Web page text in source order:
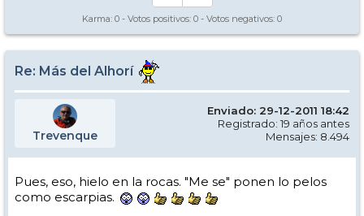
Karma: 0 - Votos positivos: 0 - Votos negativos: 0
Re: Más del Alhorí
Trevenque
Enviado: 29-12-2011 18:42
Registrado: 19 años antes
Mensajes: 8.494
Pues, eso, hielo en la rocas. "Me se" ponen lo pelos
como escarpias.